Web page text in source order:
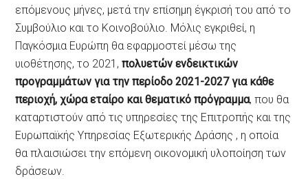
επόμενους μήνες, μετά την επίσημη έγκρισή του από το
Συμβούλιο και το Κοινοβούλιο. Μόλις εγκριθεί, η
Παγκόσμια Ευρώπη θα εφαρμοστεί μέσω της
υιοθέτησης, το 2021,πολυετών ενδεικτικών
προγραμμάτων για την περίοδο 2021-2027 για κάθε
περιοχή, χώρα εταίρο και θεματικό πρόγραμμα, που θα
καταρτιστούν από τις υπηρεσίες της Επιτροπής και της
Ευρωπαϊκής Υπηρεσίας Εξωτερικής Δράσης , η οποία
θα πλαισιώσει την επόμενη οικονομική υλοποίηση των
δράσεων.